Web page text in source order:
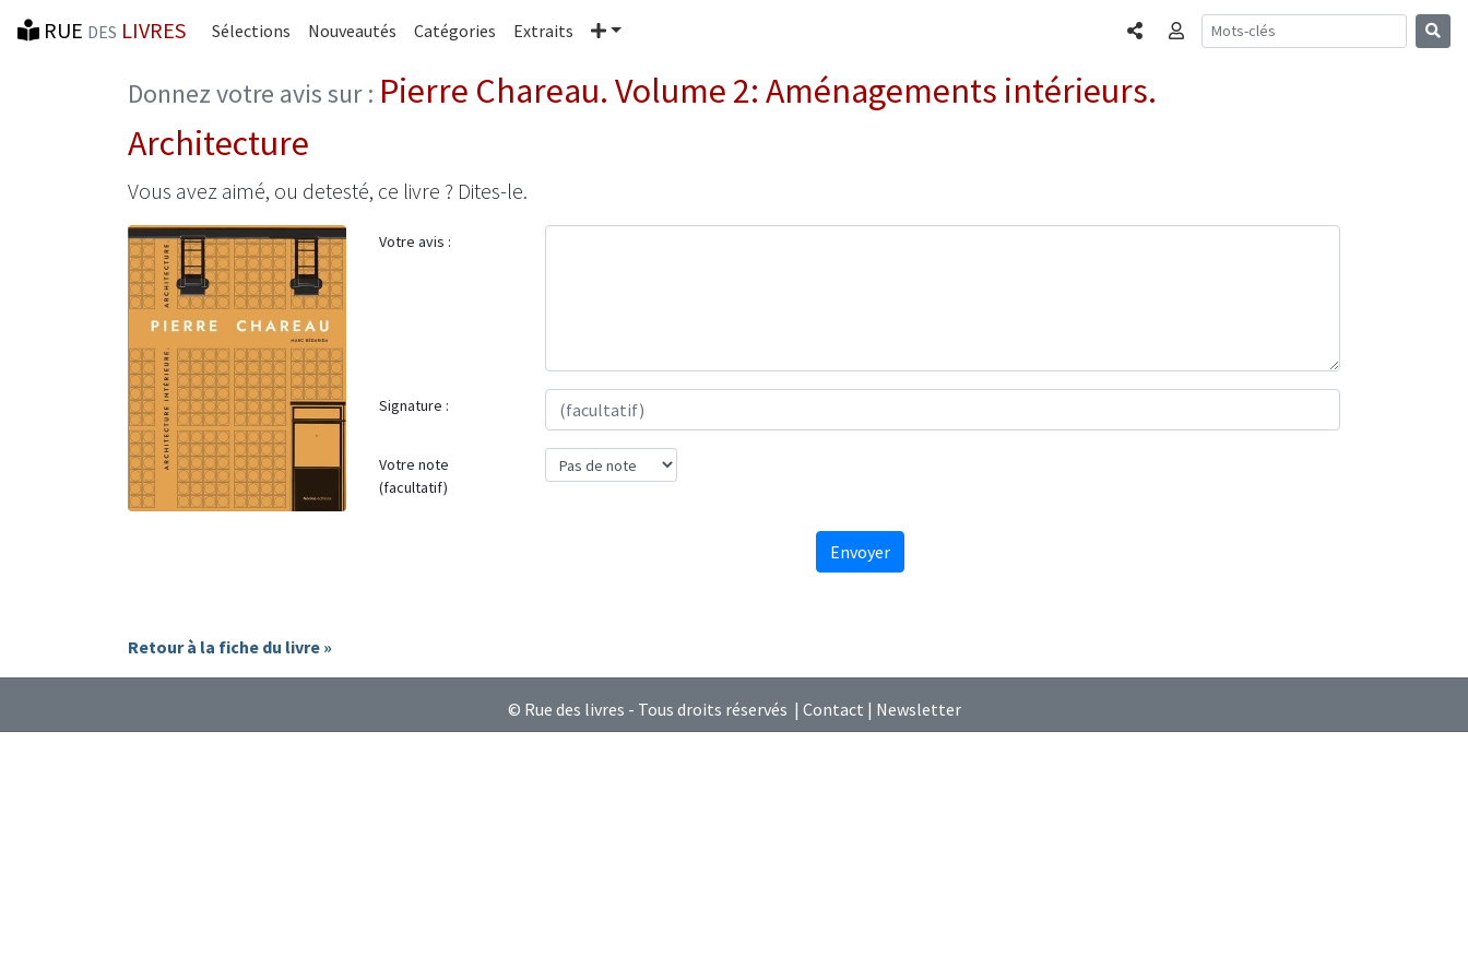
RUE DES LIVRES Sélections Nouveautés Catégories Extraits Plus PartagerConnexion
Donnez votre avis sur : Pierre Chareau. Volume 2: Aménagements intérieurs.
Architecture
Vous avez aimé, ou detesté, ce livre ? Dites-le.
Votre avis :
Signature :
Votre note
(facultatif)
Envoyer
Retour à la fiche du livre »
© Rue des livres - Tous droits réservés | Contact | Newsletter